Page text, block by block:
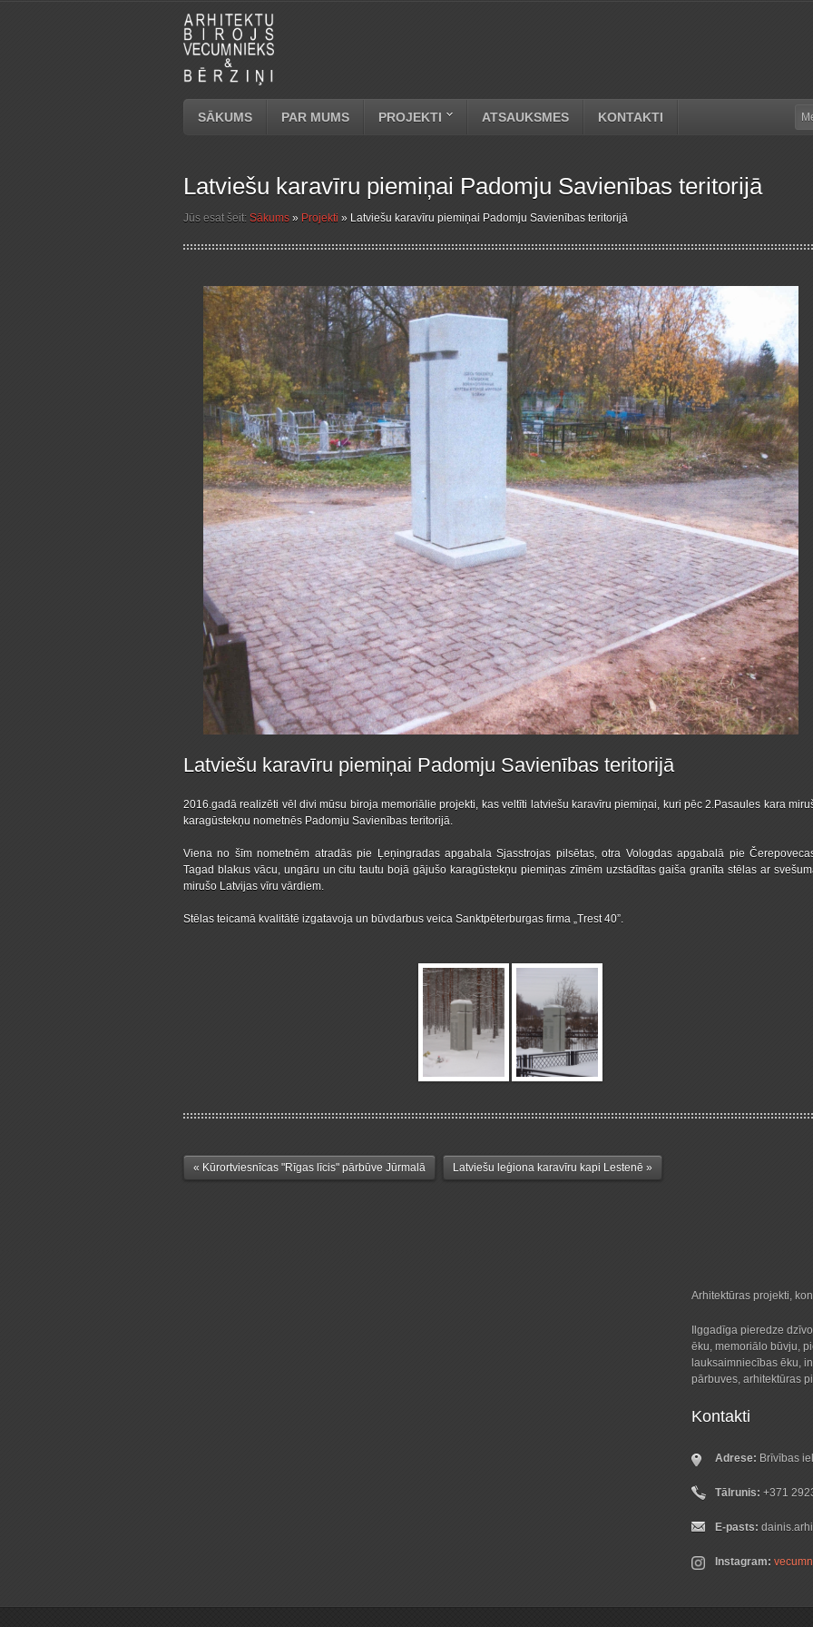
SĀKUMS PAR MUMS PROJEKTI ATSAUKSMES KONTAKTI
Latviešu karavīru piemiņai Padomju Savienības teritorijā
Jūs esat šeit: Sākums » Projekti » Latviešu karavīru piemiņai Padomju Savienības teritorijā
Latviešu karavīru piemiņai Padomju Savienības teritorijā
2016.gadā realizēti vēl divi mūsu biroja memoriālie projekti, kas veltīti latviešu karavīru piemiņai, kuri pēc 2.Pasaules kara
karagūstekņu nometnēs Padomju Savienības teritorijā.
Viena no šīm nometnēm atradās pie Ļeņingradas apgabala Sjasstrojas pilsētas, otra Vologdas apgabalā pie
Tagad blakus vācu, ungāru un citu tautu bojā gājušo karagūstekņu piemiņas zīmēm uzstādītas gaiša granīta stēlas ar
mirušo Latvijas vīru vārdiem.
Stēlas teicamā kvalitātē izgatavoja un būvdarbus veica Sanktpēterburgas firma „Trest 40”.
« Kūrortviesnīcas "Rīgas līcis" pārbūve Jūrmalā Latviešu leģiona karavīru kapi Lestenē »
Arhitektūras projekti,
Ilggadīga pieredze
ēku, memoriālo būvju,
lauksaimniecības ēku,
pārbuves, arhitektūras
Kontakti
Adrese: Brīvības
Tālrunis: +371
E-pasts:
Instagram: